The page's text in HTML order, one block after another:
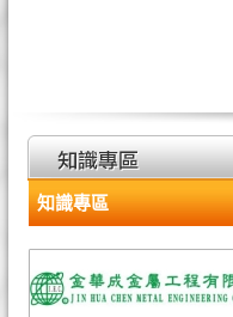
知識專區